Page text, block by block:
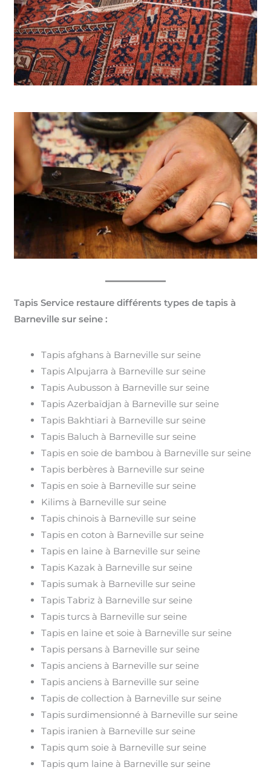
Tapis Service restaure différents types de tapis à
Barneville sur seine :
Tapis afghans à Barneville sur seine
Tapis Alpujarra à Barneville sur seine
Tapis Aubusson à Barneville sur seine
Tapis Azerbaïdjan à Barneville sur seine
Tapis Bakhtiari à Barneville sur seine
Tapis Baluch à Barneville sur seine
Tapis en soie de bambou à Barneville sur seine
Tapis berbères à Barneville sur seine
Tapis en soie à Barneville sur seine
Kilims à Barneville sur seine
Tapis chinois à Barneville sur seine
Tapis en coton à Barneville sur seine
Tapis en laine à Barneville sur seine
Tapis Kazak à Barneville sur seine
Tapis sumak à Barneville sur seine
Tapis Tabriz à Barneville sur seine
Tapis turcs à Barneville sur seine
Tapis en laine et soie à Barneville sur seine
Tapis persans à Barneville sur seine
Tapis anciens à Barneville sur seine
Tapis anciens à Barneville sur seine
Tapis de collection à Barneville sur seine
Tapis surdimensionné à Barneville sur seine
Tapis iranien à Barneville sur seine
Tapis qum soie à Barneville sur seine
Tapis qum laine à Barneville sur seine